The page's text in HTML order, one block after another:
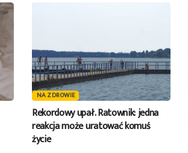
NA ZDROWIE
Rekordowy upał. Ratownik: jedna
reakcja może uratować komuś
życie